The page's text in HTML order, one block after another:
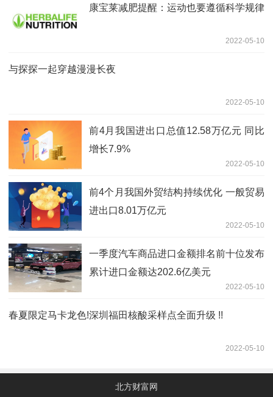
康宝莱减肥提醒：运动也要遵循科学规律
2022-05-10
与探探一起穿越漫漫长夜
2022-05-10
前4月我国进出口总值12.58万亿元 同比
增长7.9%
2022-05-10
前4个月我国外贸结构持续优化 一般贸易
进出口8.01万亿元
2022-05-10
一季度汽车商品进口金额排名前十位发布
累计进口金额达202.6亿美元
2022-05-10
春夏限定马卡龙色!深圳福田核酸采样点全面升级 !!
2022-05-10
北方财富网